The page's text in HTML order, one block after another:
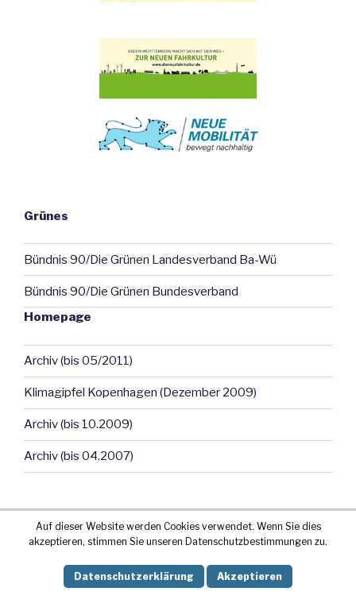
Grünes
Bündnis 90/Die Grünen Landesverband Ba-Wü
Bündnis 90/Die Grünen Bundesverband
Homepage
Archiv (bis 05/2011)
Klimagipfel Kopenhagen (Dezember 2009)
Archiv (bis 10.2009)
Archiv (bis 04.2007)
Stolz präsentiert von WordPress
Auf dieser Website werden Cookies verwendet. Wenn Sie dies
akzeptieren, stimmen Sie unseren Datenschutzbestimmungen zu.
Datenschutzerklärung Akzeptieren